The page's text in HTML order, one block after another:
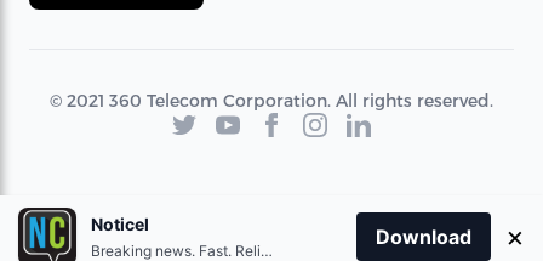
© 2021 360 Telecom Corporation. All rights reserved.
Noticel
Breaking news. Fast. Reliable.
Download ×